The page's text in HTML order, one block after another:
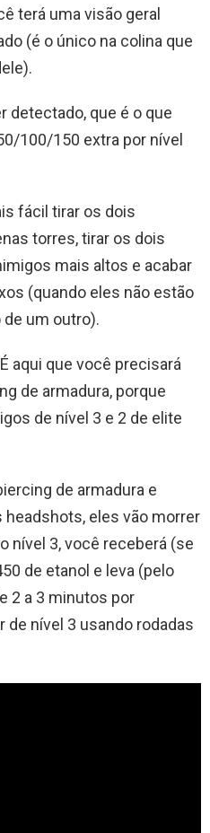
terá uma visão geral
(é o único na colina que
detectado, que é o que
100/150 extra por nível
fácil tirar os dois
torres, tirar os dois
mais altos e acabar
(quando eles não estão
um outro).
aqui que você precisará
de armadura, porque
de nível 3 e 2 de elite
de armadura e
eles vão morrer
nível 3, você receberá (se
de etanol e leva (pelo
2 a 3 minutos por
nível 3 usando rodadas